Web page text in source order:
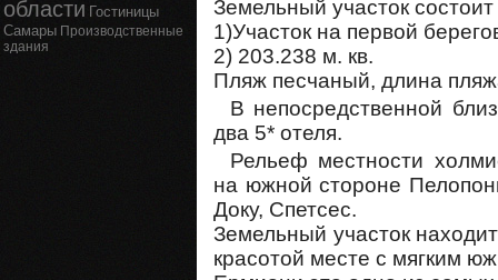
области Гостиницы
Самары Производственные
здания
Земельный участок
1)Участок на первой
2) 203.238 м. кв.
Пляж песчаный, длина
В непосредственной
два 5* отеля.
Рельеф местности
на южной стороне
Доку, Спетсес.
Земельный участок
красотой месте с мягким